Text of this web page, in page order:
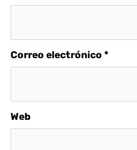
Correo electrónico *
Web